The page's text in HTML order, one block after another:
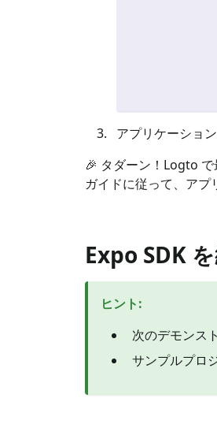
アプリケーショ
🎉 タダーン！Logto
ガイドに従って、アプ
Expo SDK
ヒント:
次のデモンス
サンプルプロ